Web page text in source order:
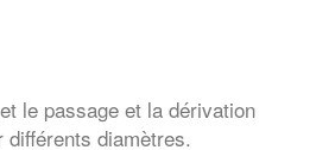
le passage et la dérivation
diamètres.